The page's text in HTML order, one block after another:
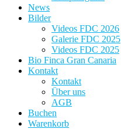
News
Bilder
Videos FDC 2026
Galerie FDC 2025
Videos FDC 2025
Bio Finca Gran Canaria
Kontakt
Kontakt
Über uns
AGB
Buchen
Warenkorb